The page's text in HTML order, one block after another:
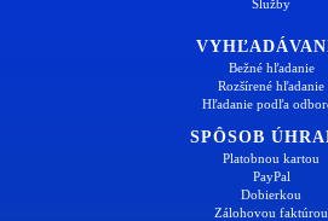
Služby
Bežné hľadanie
Rozšírené hľadanie
Hľadanie podľa
SPÔSOB
Platobnou kartou
PayPal
Dobierkou
Zálohovou faktúrou